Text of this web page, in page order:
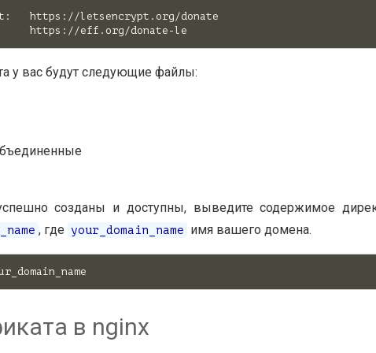
https://letsencrypt.org/donate
у вас будут следующие файлы:
созданы и доступны, выведите содержимое
, где your_domain_name имя вашего домена.
в nginx